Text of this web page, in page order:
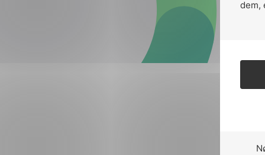
dem,
Forsvar og beredskap
Industri og automatisering
Lavspenning
Maritime elinstallasjoner